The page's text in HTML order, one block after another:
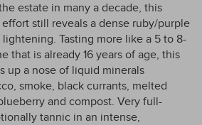
estate in many a decade, this
still reveals a dense ruby/purple
Tasting more like a 5 to 8-
that is already 16 years of age, this
up a nose of liquid minerals
smoke, black currants, melted
and compost. Very full-
tannic in an intense,